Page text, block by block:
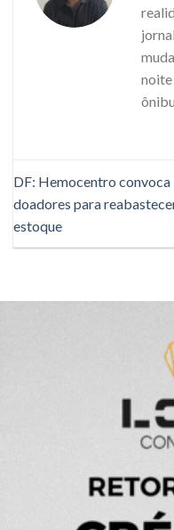
noite
DF: Hemocentro convoca
doadores para
estoque